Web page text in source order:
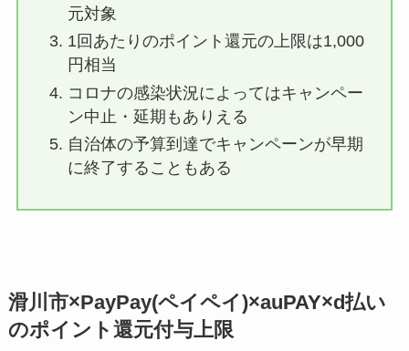
元対象
1回あたりのポイント還元の上限は1,000
円相当
コロナの感染状況によってはキャンペー
ン中止・延期もありえる
自治体の予算到達でキャンペーンが早期
に終了することもある
滑川市×PayPay(ペイペイ)×auPAY×d払い
のポイント還元付与上限